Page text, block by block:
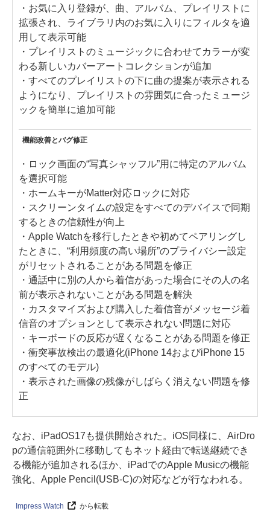
・お気に入り登録が、曲、アルバム、プレイリストに
拡張され、ライブラリ内のお気に入りにフィルタを適
用して表示可能
・プレイリストのミュージックに合わせてカラーが変
わる新しいカバーアートコレクションが追加
・すべてのプレイリストの下に曲の提案が表示される
ようになり、プレイリストの雰囲気に合ったミュージ
ックを簡単に追加可能
機能改善とバグ修正
・ロック画面の“写真シャッフル”用に特定のアルバム
を選択可能
・ホームキーがMatter対応ロックに対応
・スクリーンタイムの設定をすべてのデバイスで同期
するときの信頼性が向上
・Apple Watchを移行したときや初めてペアリングし
たときに、“利用頻度の高い場所”のプライバシー設定
がリセットされることがある問題を修正
・通話中に別の人から着信があった場合にその人の名
前が表示されないことがある問題を解決
・カスタマイズおよび購入した着信音がメッセージ着
信音のオプションとして表示されない問題に対応
・キーボードの反応が遅くなることがある問題を修正
・衝突事故検出の最適化(iPhone 14およびiPhone 15
のすべてのモデル)
・表示された画像の残像がしばらく消えない問題を修
正
なお、iPadOS17も提供開始された。iOS同様に、AirDro
pの通信範囲外に移動してもネット経由で転送継続でき
る機能が追加されるほか、iPadでのApple Musicの機能
強化、Apple Pencil(USB-C)の対応などが行なわれる。
Impress Watch から転載